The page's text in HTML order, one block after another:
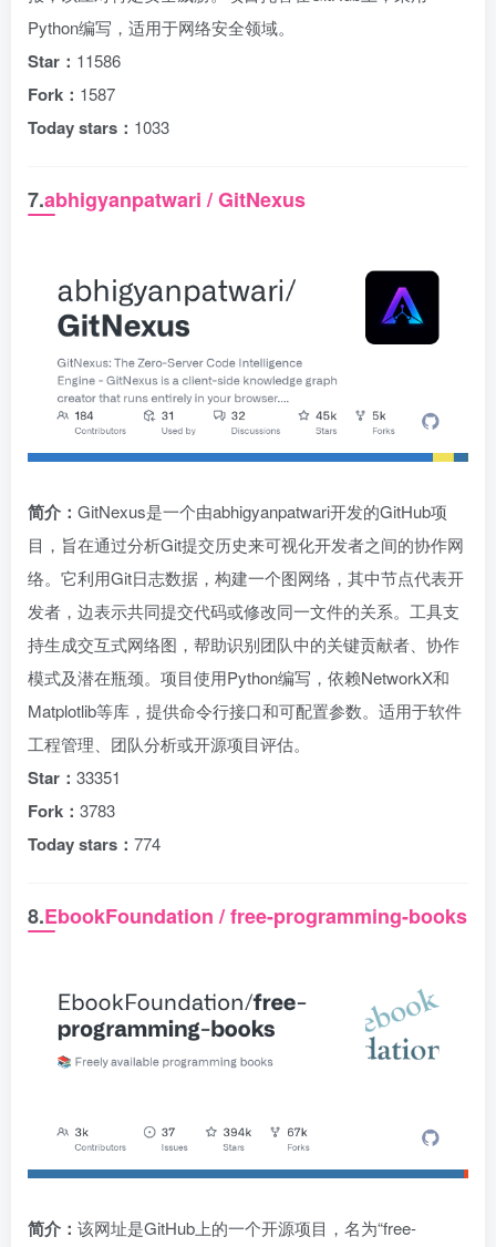
Python编写，适用于网络安全领域。
Star： 11586
Fork： 1587
Today stars： 1033
7.abhigyanpatwari / GitNexus
简介： GitNexus是一个由abhigyanpatwari开发的GitHub项
目，旨在通过分析Git提交历史来可视化开发者之间的协作网
络。它利用Git日志数据，构建一个图网络，其中节点代表开
发者，边表示共同提交代码或修改同一文件的关系。工具支
持生成交互式网络图，帮助识别团队中的关键贡献者、协作
模式及潜在瓶颈。项目使用Python编写，依赖NetworkX和
Matplotlib等库，提供命令行接口和可配置参数。适用于软件
工程管理、团队分析或开源项目评估。
Star： 33351
Fork： 3783
Today stars： 774
8.EbookFoundation / free-programming-books
简介： 该网址是GitHub上的一个开源项目，名为“free-